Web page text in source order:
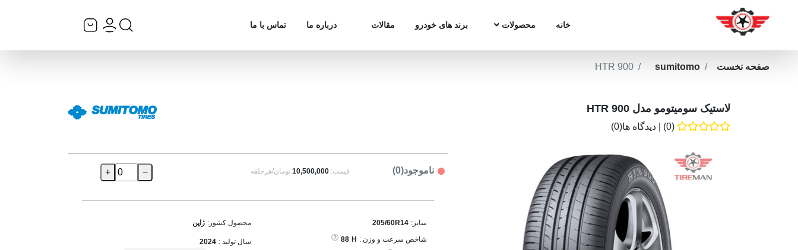
خانه محصولات برند های خودرو مقالات درباره ما تماس با ما
صفحه نخست sumitomo
HTR 900
لاستیک سومیتومو مدل HTR 900
(0) دیدگاه ها(0)
ناموجود(0) قیمت:10,500,000 تومان/هرحلقه −
+
سایز: 205/60R14
شاخص سرعت و وزن : H
88
محصول کشور: ژاپن
سال تولید : 2024